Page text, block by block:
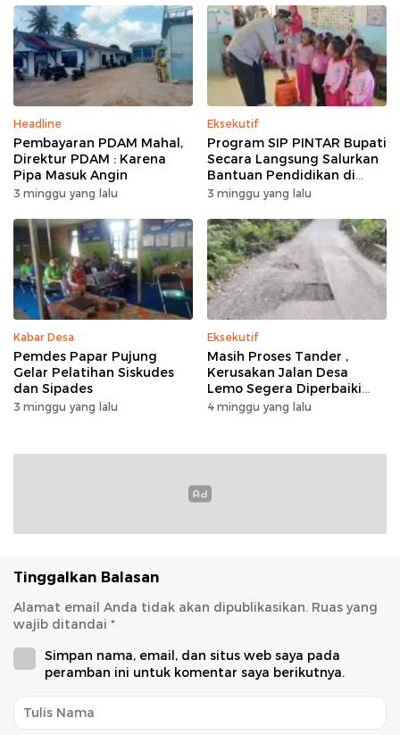
Headline
Pembayaran PDAM Mahal,
Direktur PDAM : Karena
Pipa Masuk Angin
3 minggu yang lalu
Eksekutif
Program SIP PINTAR Bupati
Secara Langsung Salurkan
Bantuan Pendidikan di
Desa Mampuak ll
3 minggu yang lalu
Kabar Desa
Pemdes Papar Pujung
Gelar Pelatihan Siskudes
dan Sipades
3 minggu yang lalu
Eksekutif
Masih Proses Tander ,
Kerusakan Jalan Desa
Lemo Segera Diperbaiki
Tahun Ini
4 minggu yang lalu
Tinggalkan Balasan
Alamat email Anda tidak akan dipublikasikan. Ruas yang
wajib ditandai *
Simpan nama, email, dan situs web saya pada
peramban ini untuk komentar saya berikutnya.